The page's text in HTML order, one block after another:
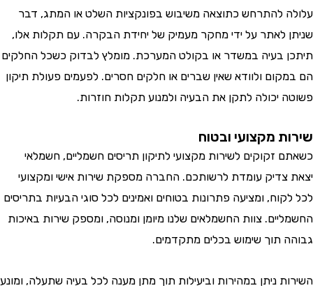
להתרחש כתוצאה משיבוש בפונקציות השלט או המתג, דבר
לאתר על ידי מחקר מעמיק של יחידת הבקרה. עם תקלות אלו,
בעיה במשדר או בקולט המערכת. מומלץ לבדוק כשכל החלקים
ולוודא שאין שברים או חלקים חסרים. לפעמים פעולת תיקון
יכולה לתקן את הבעיה ולמנוע תקלות חוזרות.
מקצועי ובטוח
זקוקים לשירות מקצועי לתיקון תריסים חשמליים, חשמלאי
עומדת לרשותכם. החברה מספקת שירות אישי ומקצועי
ומציעה פתרונות בטוחים ואמינים לכל סוגי הבעיות בתריסים
צוות החשמלאים שלנו מיומן ומנוסה, ומספק שירות באיכות
תוך שימוש בכלים מתקדמים.
ניתן במהירות וביעילות תוך מתן מענה לכל בעיה שתעלה, ומונע